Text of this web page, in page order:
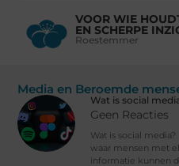
VOOR WIE
EN SCHERPE
Roestemmer
Media en Beroemde
Wat is social
Geen Reacties
Wat is social
waar mensen met
informatie kunnen